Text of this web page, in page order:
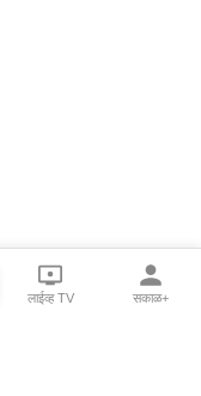
लाईव्ह TV सकाळ+